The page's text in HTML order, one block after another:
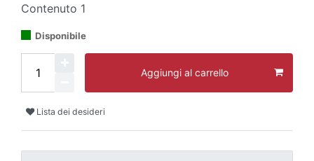
Contenuto 1
Disponibile
Aggiungi al carrello
Lista dei desideri